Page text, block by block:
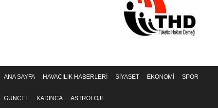
ANA SAYFA HAVACILIK HABERLERİ SİYASET EKONOMİ SPOR
GÜNCEL KADINCA ASTROLOJİ